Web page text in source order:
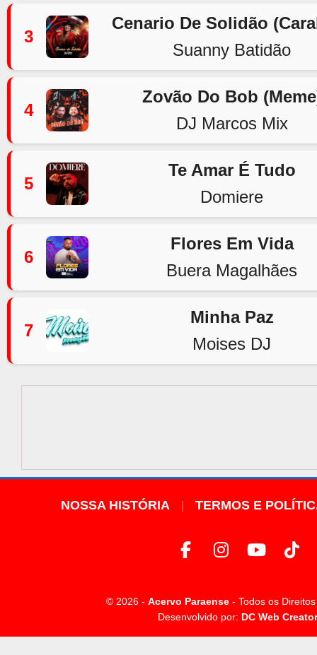
3
Cenario De Solidão
Suanny Batidão
4
Zovão Do Bob
DJ Marcos Mix
5
Te Amar É Tudo
Domiere
6
Flores Em Vida
Buera Magalhães
7
Minha Paz
Moises DJ
NOSSA HISTÓRIA TERMOS E
© 2026 - Acervo Paraense - Todos os
Desenvolvido por: DC Web